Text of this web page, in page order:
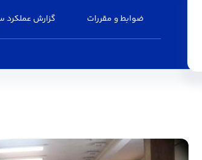
ضوابط و مقررات گزارش عملکرد